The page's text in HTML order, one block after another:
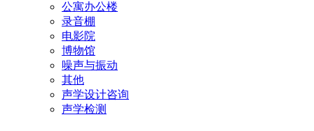
公寓办公楼
录音棚
电影院
博物馆
噪声与振动
其他
声学设计咨询
声学检测